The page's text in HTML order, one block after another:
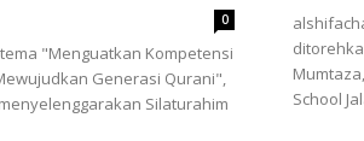
0
"Menguatkan Kompetensi
Generasi Qurani",
Silaturahim
School